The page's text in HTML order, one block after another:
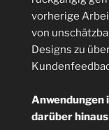
vorherige
von
Designs zu
Anwendungen
darüber hinaus